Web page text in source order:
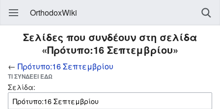
OrthodoxWiki
Σελίδες που συνδέουν στη σελίδα
«Πρότυπο:16 Σεπτεμβρίου»
← Πρότυπο:16 Σεπτεμβρίου
ΤΙ ΣΥΝΔΈΕΙ ΕΔΏ
Σελίδα: